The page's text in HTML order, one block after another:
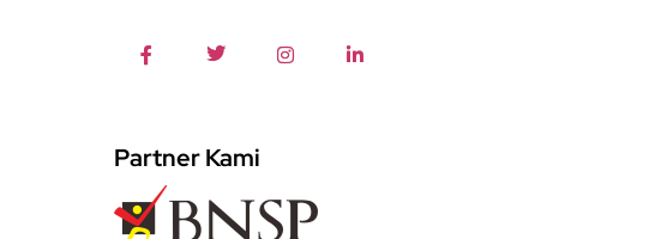
Partner Kami